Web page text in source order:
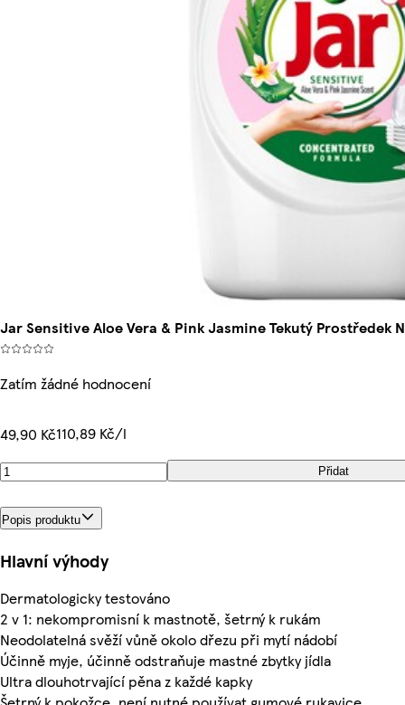
Jar Sensitive Aloe Vera & Pink Jasmine Tekutý Prostředek
Zatím žádné hodnocení
49,90 Kč110,89 Kč/l
Přidat
Popis produktu
Hlavní výhody
Dermatologicky testováno
2 v 1: nekompromisní k mastnotě, šetrný k rukám
Neodolatelná svěží vůně okolo dřezu při mytí nádobí
Účinně myje, účinně odstraňuje mastné zbytky jídla
Ultra dlouhotrvající pěna z každé kapky